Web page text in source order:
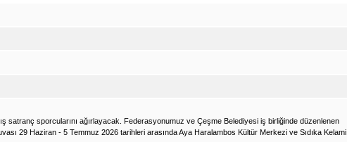
satranç sporcularını ağırlayacak. Federasyonumuz ve Çeşme Belediyesi iş birliğinde düzenlenen
29 Haziran - 5 Temmuz 2026 tarihleri arasında Aya Haralambos Kültür Merkezi ve Sıdıka Kelami